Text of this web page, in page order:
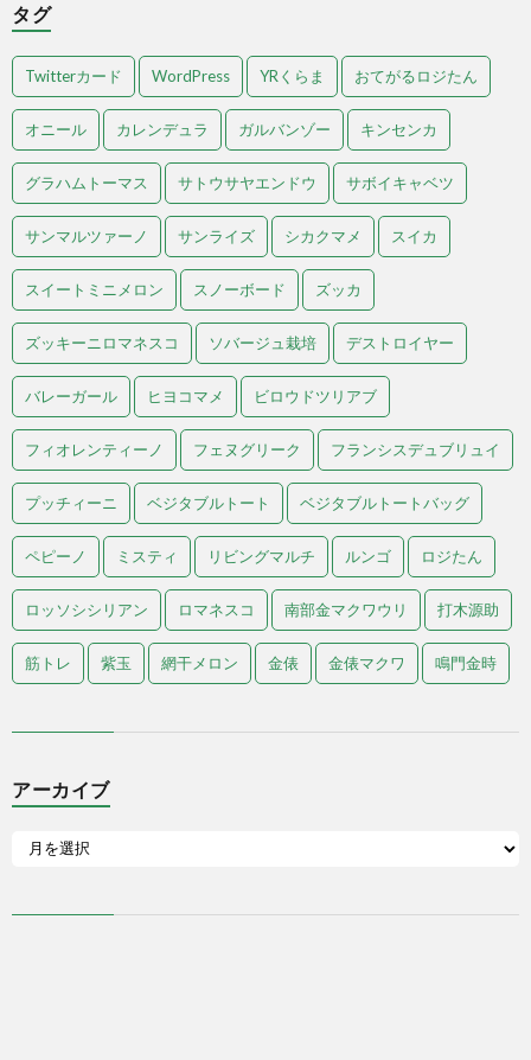
タグ
Twitterカード WordPress YRくらま おてがるロジたん
オニール カレンデュラ ガルバンゾー キンセンカ
グラハムトーマス サトウサヤエンドウ サボイキャベツ
サンマルツァーノ サンライズ シカクマメ スイカ
スイートミニメロン スノーボード ズッカ
ズッキーニロマネスコ ソバージュ栽培 デストロイヤー
バレーガール ヒヨコマメ ビロウドツリアブ
フィオレンティーノ フェヌグリーク フランシスデュブリュイ
プッチィーニ ベジタブルトート ベジタブルトートバッグ
ペピーノ ミスティ リビングマルチ ルンゴ ロジたん
ロッソシシリアン ロマネスコ 南部金マクワウリ 打木源助
筋トレ 紫玉 網干メロン 金俵 金俵マクワ 鳴門金時
アーカイブ